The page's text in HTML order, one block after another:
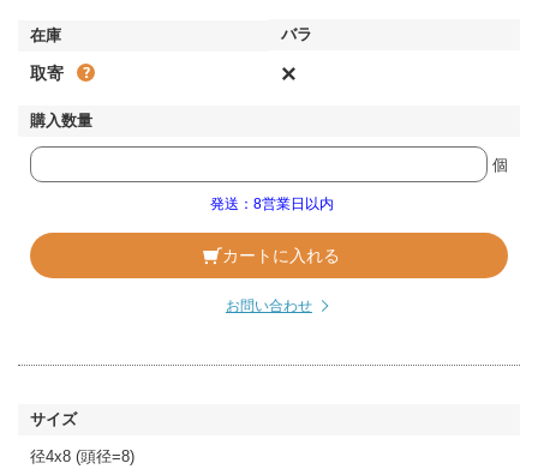
取寄 ×
個
発送：8営業日以内
カートに入れる
お問い合わせ
径4x8 (頭径=8)